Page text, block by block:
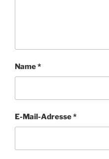
Name*
E-Mail-Adresse*